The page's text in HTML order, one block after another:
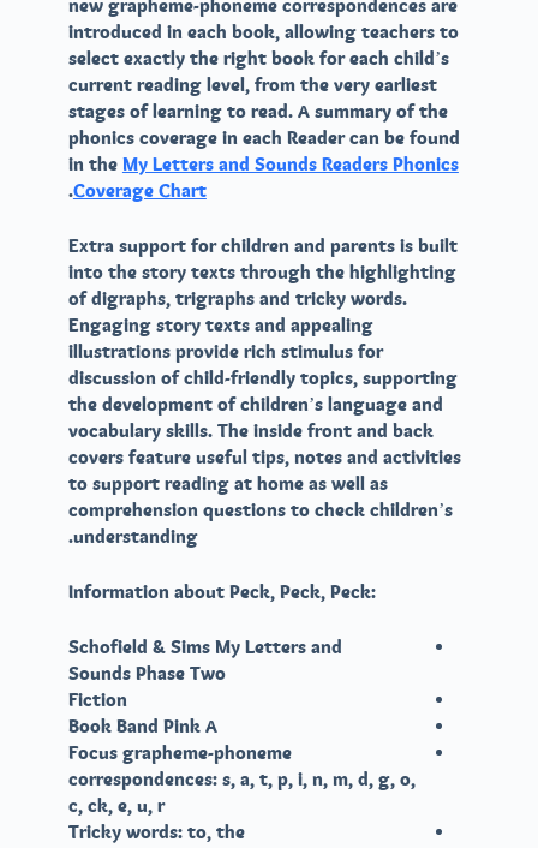
new grapheme-phoneme correspondences are
introduced in each book, allowing teachers to
select exactly the right book for each child’s
current reading level, from the very earliest
stages of learning to read. A summary of the
phonics coverage in each Reader can be found
in theMy Letters and Sounds Readers Phonics
Coverage Chart
.
Extra support for children and parents is built
into the story texts through the highlighting
of digraphs, trigraphs and tricky words.
Engaging story texts and appealing
illustrations provide rich stimulus for
discussion of child-friendly topics, supporting
the development of children’s language and
vocabulary skills. The inside front and back
covers feature useful tips, notes and activities
to support reading at home as well as
comprehension questions to check children’s
understanding.
:Information about
Peck, Peck, Peck
Schofield & Sims My Letters and
SoundsPhase Two
Fiction
Book Band Pink A
Focus grapheme-phoneme
correspondences: s, a, t, p, i, n, m, d, g, o,
c, ck, e, u, r
Tricky words: to, the